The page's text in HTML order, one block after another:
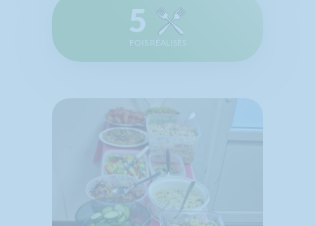
5
FOIS RÉALISÉS